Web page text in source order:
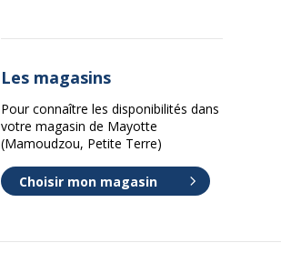
Les magasins
Pour connaître les disponibilités dans
votre magasin de Mayotte
(Mamoudzou, Petite Terre)
Choisir mon magasin